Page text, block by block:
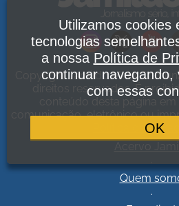
Copyright Jamildo Melo
direitos reservados. É
conteúdo desta página
comunicação, eletrônico ou
Política de
Quem
.
Utilizamos cookies
tecnologias
a nossa Política de
continuar navegando,
com essas
OK